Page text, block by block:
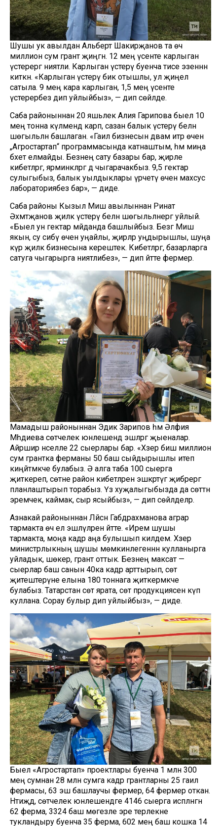
Шушы ук авылдан Альберт Шакирҗанов та өч
миллион сум грант җиңгән. 12 мең үсенте карлыган
үстерергә ниятли. Карлыган үстерү буенча әтисе эзеннән
киткән. «Карлыган үстерү бик отышлы, ул җиңел
сатыла. 9 мең кара карлыган, 1,5 мең үсенте
үстерербез дип уйлыйбыз», — дип сөйләде.
Саба районыннан 20 яшьлек Алия Гарипова быел 10
мең тонна күләмендә карп, сазан балык үстерү белән
шөгыльләнә башлаган. «Гаилә бизнесын дәвам итәр өчен
„Агростартап“ программасында катнаштым, һәм миңа
бәхет елмайды. Безнең сату базары бар, җирле
кибетләргә, ярминкәләргә дә чыгарачакбыз. 9,5 гектар
сулыгыбыз, балык уылдыклары үрчетү өчен махсус
лабораториябез бар», — диде.
Саба районы Кызыл Мишә авылыннан Ринат
Әхмәтҗанов җиләк үстерү белән шөгыльләнергә уйлый.
«Быел ун гектар мәйданда башлыйбыз. Безгә Мишә
якын, су сибү өчен уңайлы, җирләр уңдырышлы, шуңа
күрә җиләк бизнесына керештек. Кибетләргә, базарларга
сатуга чыгарырга ниятлибез», — дип әйтте фермер.
Мамадыш районыннан Эдик Зарипов һәм Әлфия
Мәһдиева сөтчелек юнәлешендә эшләргә җыеналар.
Айршир нәселле 22 сыерлары бар. «Хәзер биш миллион
сум грантка ферманы 50 баш сыйдырышлы итеп
киңәйтмәкче булабыз. Ә алга таба 100 сыерга
җиткереп, сөтне район кибетләренә эшкәртүгә җибәрергә
планлаштырып торабыз. Үз хуҗалыгыбызда да сөттән
эремчек, каймак, сыр ясыйбыз», — дип сөйләделәр.
Азнакай районыннан Ләйсән Габдрахманова аграр
тармакта өч ел эшләүләрен әйтте. «Ирем шушы
тармакта, моңа кадәр аңа булышып килдем. Хәзер
министрлыкның шушы мөмкинлегеннән кулланырга
уйладык, шөкер, грант оттык. Безнең максат —
сыерлар баш санын 40ка кадәр арттырып, сөт
җитештерүне елына 180 тоннага җиткермәкче
булабыз. Татарстан сөт ярата, сөт продукциясен күп
куллана. Сорау булыр дип уйлыйбыз», — диде.
Быел «Агростартап» проектлары буенча 1 млн 300
мең сумнан 28 млн сумга кадәр грантларны 25 гаилә
фермасы, 63 эш башлаучы фермер, 64 фермер откан.
Нәтиҗәдә, сөтчелек юнәлешендәге 4146 сыерга исәпләнгән
62 ферма, 3324 баш мөгезле эре терлекне
тукландыру буенча 35 ферма, 602 мең баш кошка 14